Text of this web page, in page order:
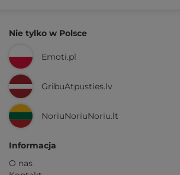
Nie tylko w Polsce
Emoti.pl
GribuAtpusties.lv
NoriuNoriuNoriu.lt
Informacja
O nas